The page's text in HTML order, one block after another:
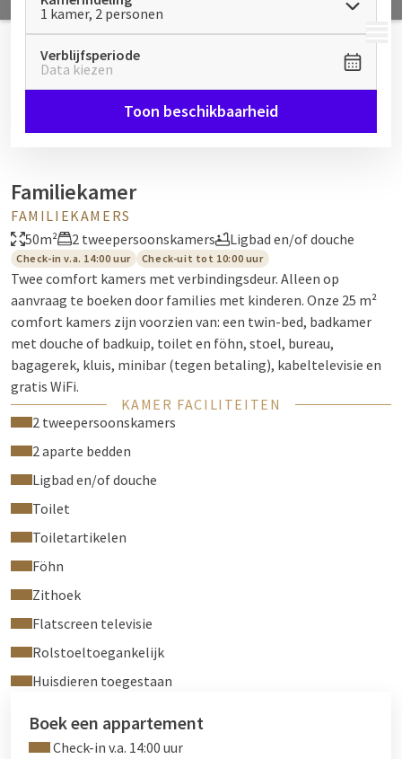
MENU
1 kamer, 2 personen
Verblijfsperiode
Data kiezen
Toon beschikbaarheid
Familiekamer
FAMILIEKAMERS
50m²
2 tweepersoonskamers Ligbad en/of douche
Check-in v.a. 14:00 uur Check-uit tot 10:00 uur
Twee comfort kamers met verbindingsdeur. Alleen op
aanvraag te boeken door families met kinderen. Onze 25 m²
comfort kamers zijn voorzien van: een twin-bed, badkamer
met douche of badkuip, toilet en föhn, stoel, bureau,
bagagerek, kluis, minibar (tegen betaling), kabeltelevisie en
gratis WiFi.
Voor een reservering kunt u contact met ons opnemen via
wittenburg@vandervalk.de
tegemoet.
KAMER FACILITEITEN
2 tweepersoonskamers
2 aparte bedden
Ligbad en/of douche
Toilet
Toiletartikelen
Föhn
Zithoek
Flatscreen televisie
Rolstoeltoegankelijk
Huisdieren toegestaan
Boek een appartement
Check-in v.a. 14:00 uur